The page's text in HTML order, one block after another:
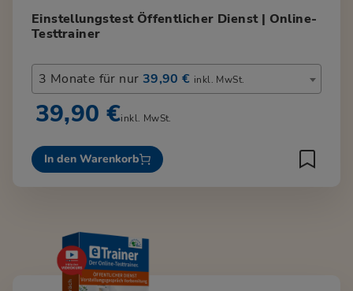
Einstellungstest Öffentlicher Dienst | Online-
Testtrainer
3 Monate für nur 39,90 € inkl. MwSt.
39,90 €inkl. MwSt.
In den Warenkorb